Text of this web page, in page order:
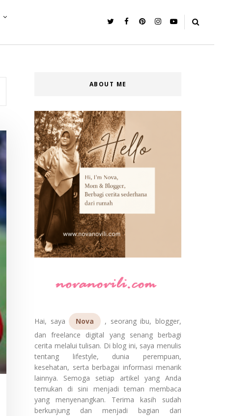
ABOUT ME
Hai, saya Nova
, seorang ibu, blogger,
dan freelance digital yang senang berbagi
cerita melalui tulisan. Di blog ini, saya menulis
tentang lifestyle, dunia perempuan,
kesehatan, serta berbagai informasi menarik
lainnya. Semoga setiap artikel yang Anda
temukan di sini menjadi teman membaca
yang menyenangkan. Terima kasih sudah
berkunjung dan menjadi bagian dari